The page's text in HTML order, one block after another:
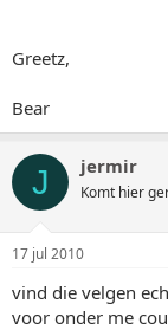
Greetz,
Bear
J jermir
Komt hier
17 jul 2010
vind die velgen
voor onder me